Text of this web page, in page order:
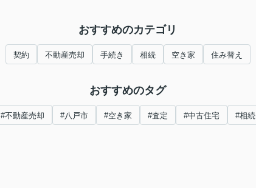
おすすめのカテゴリ
契約 不動産売却 手続き 相続 空き家 住み替え
おすすめのタグ
#不動産売却 #八戸市 #空き家 #査定 #中古住宅 #相続